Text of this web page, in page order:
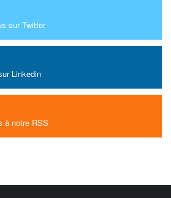
sur Twitter
Linkedin
à notre RSS